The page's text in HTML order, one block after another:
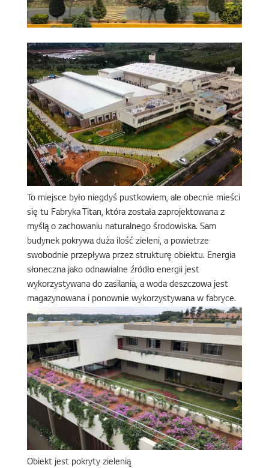
To miejsce było niegdyś pustkowiem, ale obecnie mieści
się tu Fabryka Titan, która została zaprojektowana z
myślą o zachowaniu naturalnego środowiska. Sam
budynek pokrywa duża ilość zieleni, a powietrze
swobodnie przepływa przez strukturę obiektu. Energia
słoneczna jako odnawialne źródło energii jest
wykorzystywana do zasilania, a woda deszczowa jest
magazynowana i ponownie wykorzystywana w fabryce.
Obiekt jest pokryty zielenią